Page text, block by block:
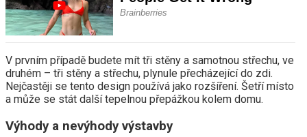
V prvním případě budete mít tři stěny a samotnou střechu, ve
druhém – tři stěny a střechu, plynule přecházející do zdi.
Nejčastěji se tento design používá jako rozšíření. Šetří místo
a může se stát další tepelnou přepážkou kolem domu.
Výhody a nevýhody výstavby